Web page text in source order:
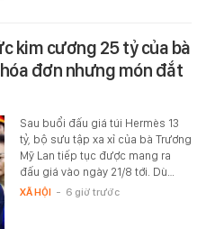
kim cương 25 tỷ của bà
đơn nhưng món đắt
Sau buổi đấu giá túi Hermès 13
tỷ, bộ sưu tập xa xỉ của bà Trương
Mỹ Lan tiếp tục được mang ra
đấu giá vào ngày 21/8 tới. Dù…
XÃ HỘI - 6 giờ trước